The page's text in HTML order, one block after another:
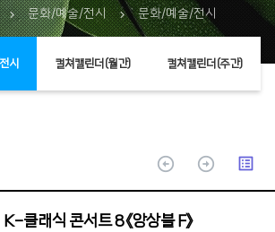
chevron_right 문화/예술/전시 chevron_right 문화/예술/전시
시 컬쳐캘린더(월간) 컬쳐캘린더(주간)
arrow_circle_up arrow_circle_up list_alt
K-클래식 콘서트 8 《앙상블 F》